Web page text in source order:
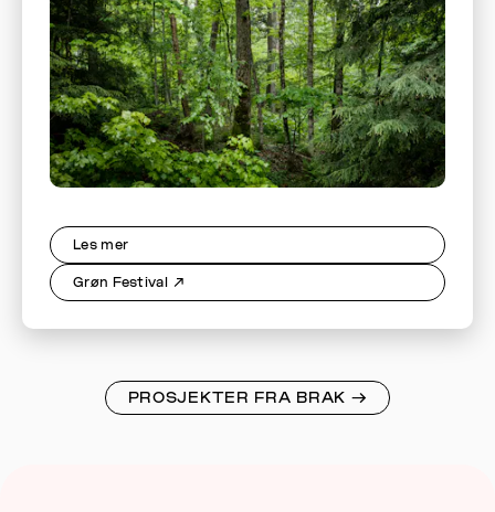
Les mer
Grøn Festival ↗
PROSJEKTER FRA BRAK →